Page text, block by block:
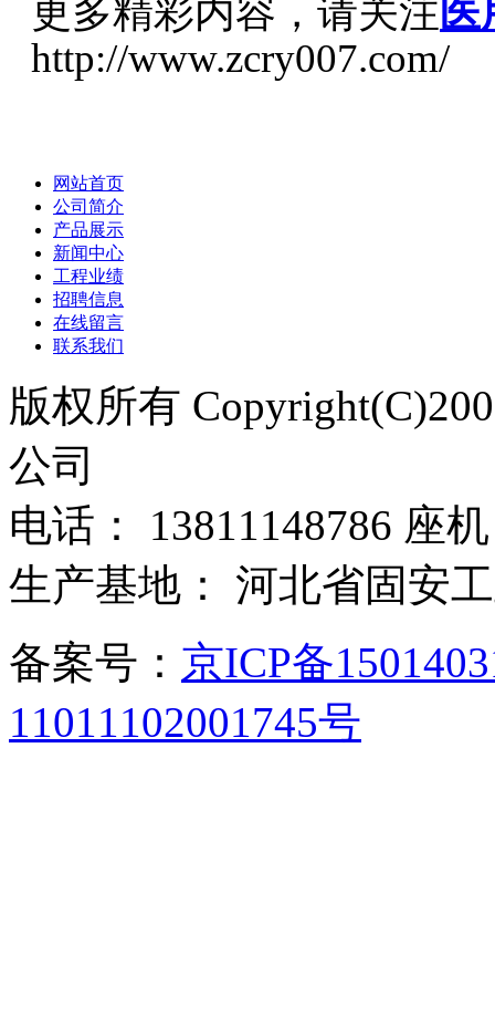
更多精彩内容，请关注
http://www.zcry007.com/
网站首页
公司简介
产品展示
新闻中心
工程业绩
招聘信息
在线留言
联系我们
版权所有
公司
电话： 13811148786 座
生产基地： 河北省固
备案号： 京ICP备
11011102001745号